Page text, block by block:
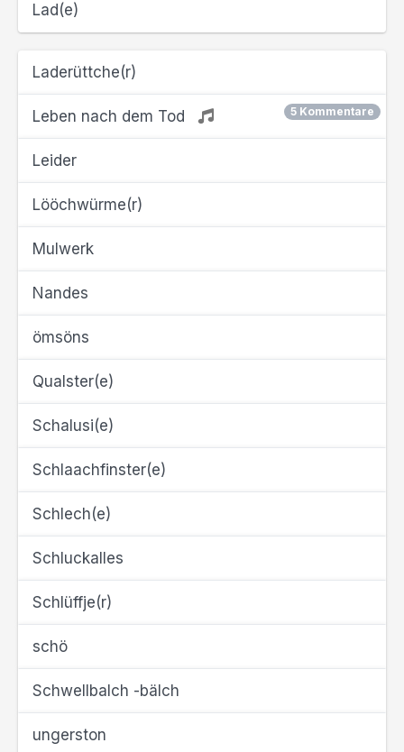
Lad(e)
Laderüttche(r)
5 Kommentare
Leben nach dem Tod
Leider
Lööchwürme(r)
Mulwerk
Nandes
ömsöns
Qualster(e)
Schalusi(e)
Schlaachfinster(e)
Schlech(e)
Schluckalles
Schlüffje(r)
schö
Schwellbalch -bälch
ungerston